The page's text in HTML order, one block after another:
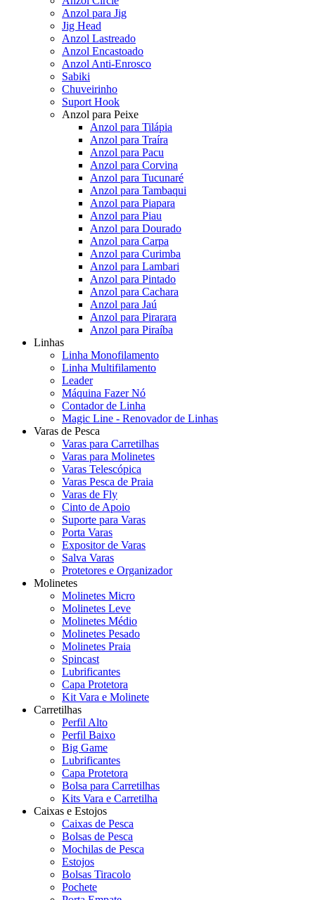
Anzol para Jig
Jig Head
Anzol Lastreado
Anzol Encastoado
Anzol Anti-Enrosco
Sabiki
Chuveirinho
Suport Hook
Anzol para Peixe
Anzol para Tilápia
Anzol para Traíra
Anzol para Pacu
Anzol para Corvina
Anzol para Tucunaré
Anzol para Tambaqui
Anzol para Piapara
Anzol para Piau
Anzol para Dourado
Anzol para Carpa
Anzol para Curimba
Anzol para Lambari
Anzol para Pintado
Anzol para Cachara
Anzol para Jaú
Anzol para Pirarara
Anzol para Piraíba
Linhas
Linha Monofilamento
Linha Multifilamento
Leader
Máquina Fazer Nó
Contador de Linha
Magic Line - Renovador de Linhas
Varas de Pesca
Varas para Carretilhas
Varas para Molinetes
Varas Telescópica
Varas Pesca de Praia
Varas de Fly
Cinto de Apoio
Suporte para Varas
Porta Varas
Expositor de Varas
Salva Varas
Protetores e Organizador
Molinetes
Molinetes Micro
Molinetes Leve
Molinetes Médio
Molinetes Pesado
Molinetes Praia
Spincast
Lubrificantes
Capa Protetora
Kit Vara e Molinete
Carretilhas
Perfil Alto
Perfil Baixo
Big Game
Lubrificantes
Capa Protetora
Bolsa para Carretilhas
Kits Vara e Carretilha
Caixas e Estojos
Caixas de Pesca
Bolsas de Pesca
Mochilas de Pesca
Estojos
Bolsas Tiracolo
Pochete